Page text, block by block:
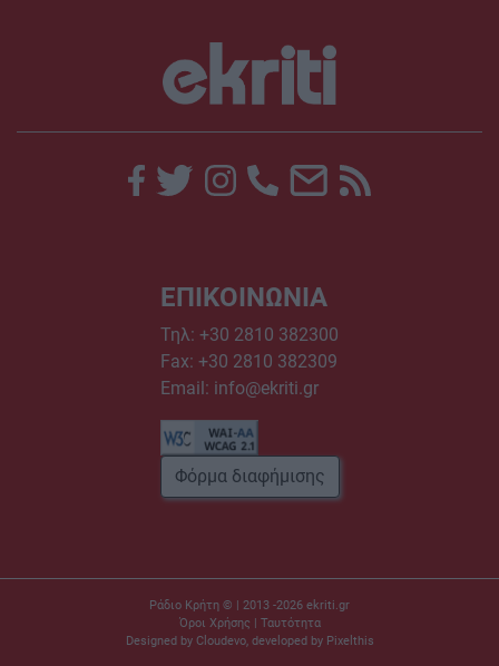
ΕΠΙΚΟΙΝΩΝΙΑ
Τηλ: +30 2810 382300
Fax: +30 2810 382309
Email: info@ekriti.gr
Φόρμα διαφήμισης
Ράδιο Κρήτη © | 2013 -2026 ekriti.gr
Όροι Χρήσης
Ταυτότητα
Designed by Cloudevo, developed by Pixelthis